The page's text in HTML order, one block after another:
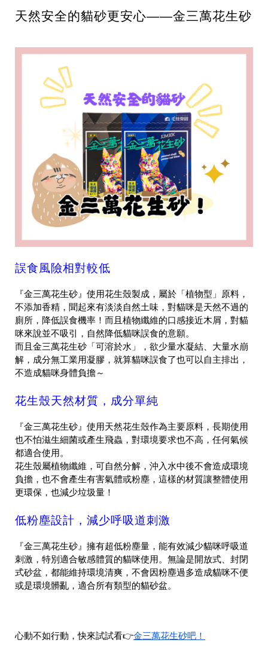
天然安全的貓砂更安心——金三萬花生砂
誤食風險相對較低
『金三萬花生砂』使用花生殼製成，屬於「植物型」原料，
不添加香精，聞起來有淡淡自然土味，對貓咪是天然不過的
廁所，降低誤食機率！而且植物纖維的口感接近木屑，對貓
咪來說並不吸引，自然降低貓咪誤食的意願。
而且金三萬花生砂「可溶於水」，欲少量水凝結、大量水崩
解，成分無工業用凝膠，就算貓咪誤食了也可以自主排出，
不造成貓咪身體負擔～
花生殼天然材質，成分單純
『金三萬花生砂』使用天然花生殼作為主要原料，長期使用
也不怕滋生細菌或產生飛蟲，對環境要求也不高，任何氣候
都適合使用。
花生殼屬植物纖維，可自然分解，沖入水中後不會造成環境
負擔，也不會產生有害氣體或粉塵，這樣的材質讓整體使用
更環保，也減少垃圾量！
低粉塵設計，減少呼吸道刺激
『金三萬花生砂』擁有超低粉塵量，能有效減少貓咪呼吸道
刺激，特別適合敏感體質的貓咪使用。無論是開放式、封閉
式砂盆，都能維持環境清爽，不會因粉塵過多造成貓咪不便
或是環境髒亂，適合所有類型的貓砂盆。
心動不如行動，快來試試看👉金三萬花生砂吧！